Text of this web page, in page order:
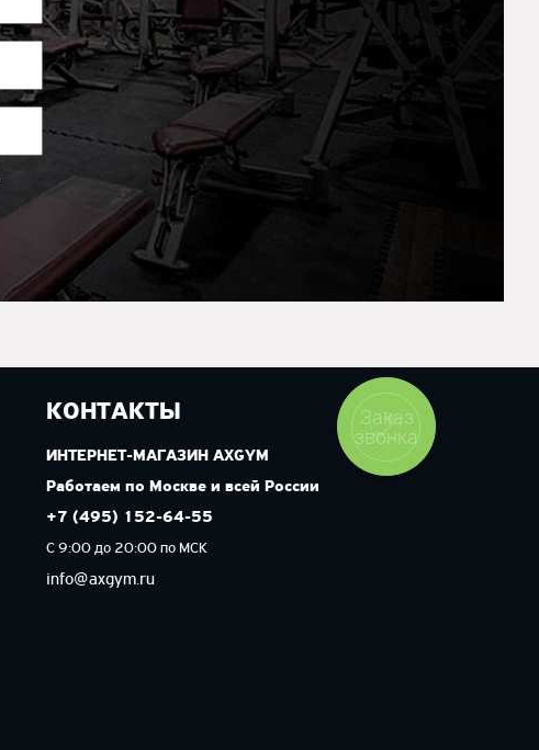
КОНТАКТЫ
ИНТЕРНЕТ-МАГАЗИН AXGYM
Работаем по Москве и всей России
+7 (495) 152-64-55
С 9:00 до 20:00 по МСК
info@axgym.ru
Заказ
звонка